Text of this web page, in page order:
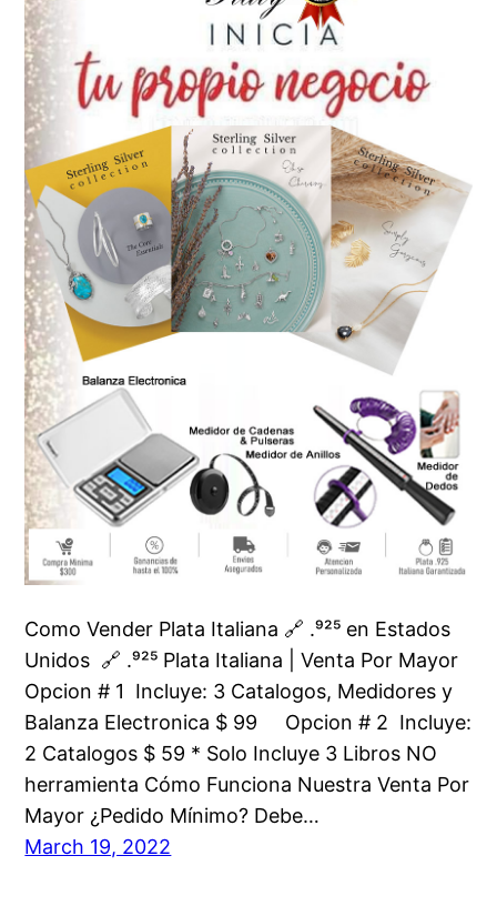
Como Vender Plata Italiana 🔗 .⁹²⁵ en Estados
Unidos 🔗 .⁹²⁵ Plata Italiana | Venta Por Mayor
Opcion # 1 Incluye: 3 Catalogos, Medidores y
Balanza Electronica $ 99 Opcion # 2 Incluye:
2 Catalogos $ 59 * Solo Incluye 3 Libros NO
herramienta Cómo Funciona Nuestra Venta Por
Mayor ¿Pedido Mínimo? Debe…
March 19, 2022